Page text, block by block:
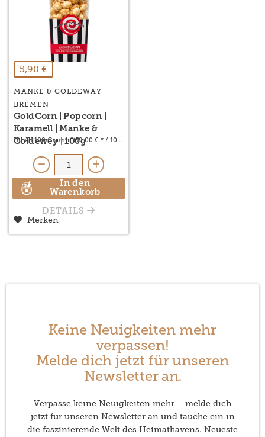
5,90 €
MANKE & COLDEWAY
BREMEN
GoldCorn | Popcorn |
Karamell | Manke &
Coldewey | 100g
Inhalt 100 Gramm(59,00 € * / 1000 Gramm)
In den
Warenkorb
DETAILS
Merken
Keine Neuigkeiten mehr
verpassen!
Melde dich jetzt für unseren
Newsletter an.
Verpasse keine Neuigkeiten mehr – melde dich
jetzt für unseren Newsletter an und tauche ein in
die faszinierende Welt des Heimathavens. Neueste